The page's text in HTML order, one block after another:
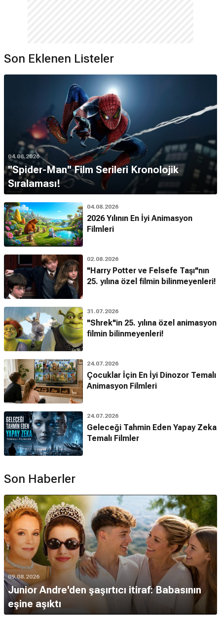
Son Eklenen Listeler
04.08.2026
''Spider-Man'' Film Serileri Kronolojik
Sıralaması!
04.08.2026
2026 Yılının En İyi Animasyon
Filmleri
02.08.2026
"Harry Potter ve Felsefe Taşı"nın
25. yılına özel filmin bilinmeyenleri!
31.07.2026
"Shrek"in 25. yılına özel animasyon
filmin bilinmeyenleri!
24.07.2026
Çocuklar İçin En İyi Dinozor Temalı
Animasyon Filmleri
24.07.2026
Geleceği Tahmin Eden Yapay Zeka
Temalı Filmler
Son Haberler
09.08.2026
Junior Andre'den şaşırtıcı itiraf: Babasının
eşine aşıktı